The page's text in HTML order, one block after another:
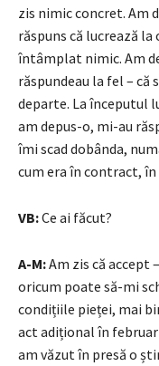
zis nimic concret. Am
răspuns că lucrează
întâmplat nimic. Am
răspundeau la fel – că
departe. La începutul
am depus-o, mi-au
îmi scad dobânda,
cum era în contract,
VB:Ce ai făcut?
A-M:Am zis că accept
oricum poate să-mi
condițiile pieței, mai
act adițional în
am văzut în presă o